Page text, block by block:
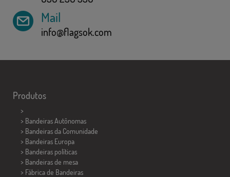
Mail
info@flagsok.com
Produtos
>
> Bandeiras Autônomas
> Bandeiras da Comunidade
> Bandeiras Europa
> Bandeiras políticas
> Bandeiras de mesa
> Fábrica de Bandeiras